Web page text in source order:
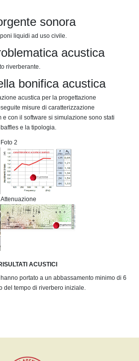
sonora
liquidi ad uso civile.
acustica
riverberante.
bonifica acustica
acustica per la progettazione
misure di caratterizzazione
e con il software si simulazione sono stati
e la tipologia.
Foto 2
Attenuazione
ACUSTICI
portato a un abbassamento minimo di 6
del tempo di riverbero iniziale.